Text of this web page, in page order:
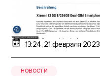
13:24, 21 февраля 2023
НОВОСТИ